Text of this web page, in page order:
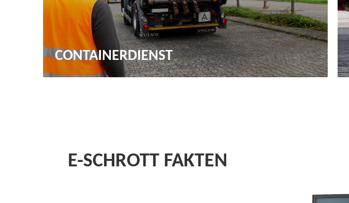
CONTAINERDIENST
E-SCHROTT FAKTEN